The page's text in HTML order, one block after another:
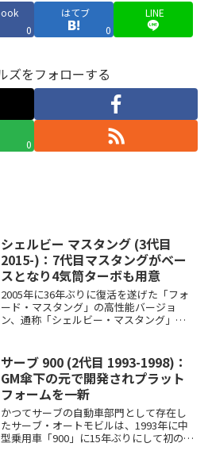
0
はてブ
0
LINE
ズをフォローする
0
シェルビー マスタング (3代目
2015-)：7代目マスタングがベー
スとなり4気筒ターボも用意
2005年に36年ぶりに復活を遂げた「フォ
ード・マスタング」の高性能バージョ
ン、通称「シェルビー・マスタング」
サーブ 900 (2代目 1993-1998)：
GM傘下の元で開発されプラット
フォームを一新
かつてサーブの自動車部門として存在し
たサーブ・オートモビルは、1993年に中
型乗用車「900」に15年ぶりにして初のフ